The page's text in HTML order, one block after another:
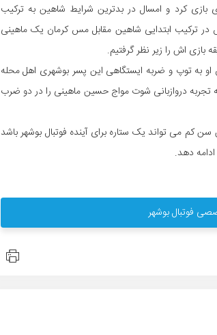
بازی کرد و امسال در بدترین شرایط شاهین به ترکیب
در ترکیب ابتدایی شاهین مقابل مس کرمان یک ماهینی
اش را زیر نظر گرفتیم.
او به توپ و ضربه ایستگاهی این پسر بوشهری اهل محله
دروازبانی شوت مواج حسین ماهینی را در دو ضرب
کم می تواند یک ستاره برای آینده فوتبال بوشهر باشد
دهد.
فوتبال بوشهر